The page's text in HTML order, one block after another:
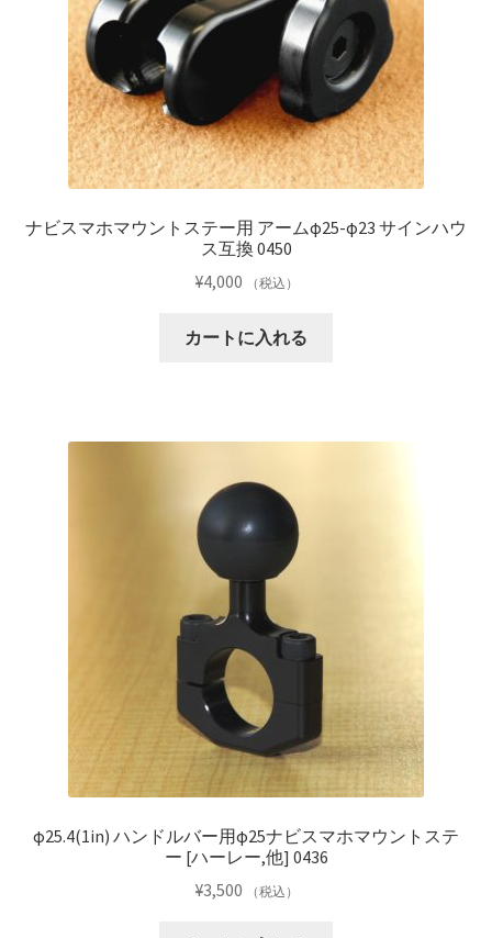
ナビスマホマウントステー用 アームφ25-φ23 サインハウ
ス互換 0450
¥4,000 （税込）
カートに入れる
φ25.4(1in) ハンドルバー用φ25ナビスマホマウントステ
ー [ハーレー,他] 0436
¥3,500 （税込）